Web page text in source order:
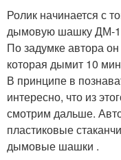
Ролик начинается с
дымовую шашку ДМ-
По задумке автора
которая дымит 10
В принципе в
интересно, что из
смотрим дальше.
пластиковые
дымовые шашки .